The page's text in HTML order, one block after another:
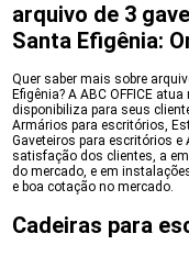
arquivo de 3
Santa Efigênia:
Quer saber mais sobre
Efigênia? A ABC OFFICE
disponibiliza para seus
Armários para escritórios,
Gaveteiros para escritórios
satisfação dos clientes, a
do mercado, e em
e boa cotação no mercado.
Cadeiras para